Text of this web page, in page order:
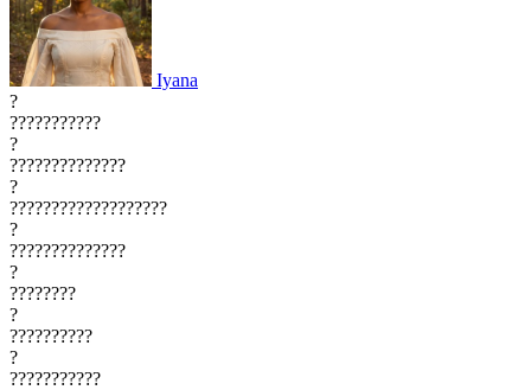
Iyana
?
???????????
?
??????????????
?
???????????????????
?
??????????????
?
????????
?
??????????
?
???????????